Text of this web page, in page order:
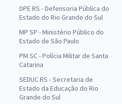
DPE RS - Defensoria Pública do
Estado do Rio Grande do Sul
MP SP - Ministério Público do
Estado de São Paulo
PM SC - Polícia Militar de Santa
Catarina
SEDUC RS - Secretaria de
Estado da Educação do Rio
Grande do Sul